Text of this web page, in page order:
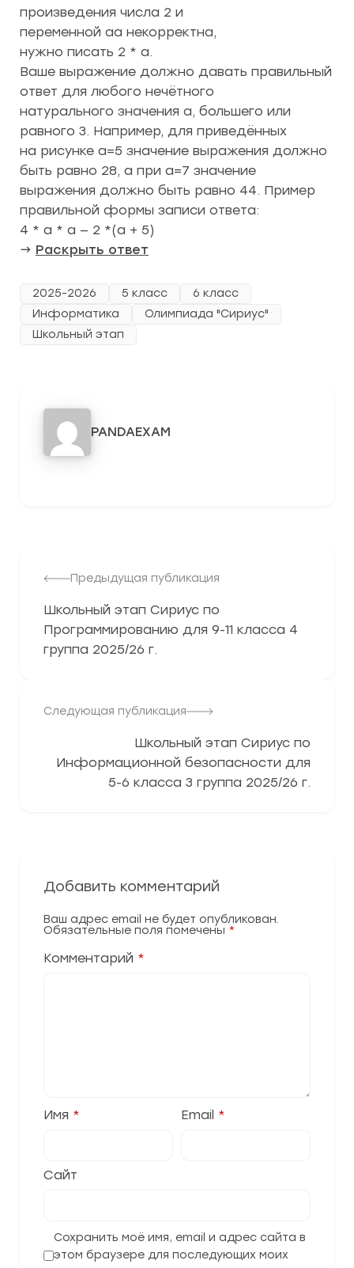
произведения числа 2 и
переменной aa некорректна,
нужно писать 2 * a.
Ваше выражение должно давать правильный
ответ для любого нечётного
натурального значения a, большего или
равного 3. Например, для приведённых
на рисунке a=5 значение выражения должно
быть равно 28, а при a=7 значение
выражения должно быть равно 44. Пример
правильной формы записи ответа:
4 * a * a — 2 *(a + 5)
→ Раскрыть ответ
2025-2026 5 класс
6 класс
Информатика
Олимпиада "Сириус"
Школьный этап
PANDAEXAM
Предыдущая публикация
Школьный этап Сириус по
Программированию для 9-11 класса 4
группа 2025/26 г.
Следующая публикация
Школьный этап Сириус по
Информационной безопасности для
5-6 класса 3 группа 2025/26 г.
Добавить комментарий
Ваш адрес email не будет опубликован.
Обязательные поля помечены *
Комментарий *
Имя * Email *
Сайт
Сохранить моё имя, email и адрес сайта в
этом браузере для последующих моих